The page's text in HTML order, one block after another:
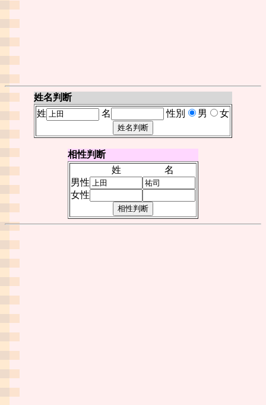
姓名判断
姓
名 性別 男 女
相性判断
姓
名
男性
女性